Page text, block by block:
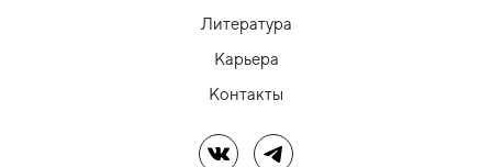
Литература
Карьера
Контакты
Мы в ВКМы в Telegram